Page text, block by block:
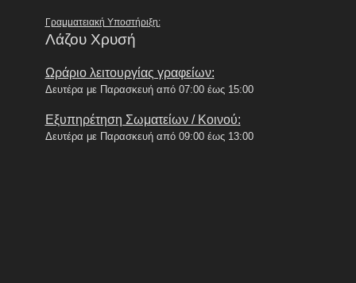
Γραμματειακή Υποστήριξη:
Λάζου Χρυσή
Ωράριο λειτουργίας γραφείων:
Δευτέρα με Παρασκευή από 07:00 έως 15:00
Εξυπηρέτηση Σωματείων / Κοινού:
Δευτέρα με Παρασκευή από 09:00 έως 13:00